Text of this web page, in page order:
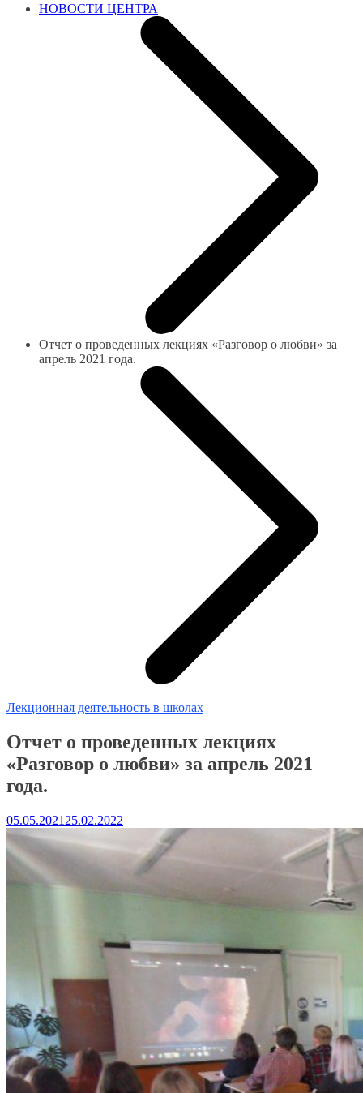
НОВОСТИ ЦЕНТРА
Отчет о проведенных лекциях «Разговор о любви» за
апрель 2021 года.
Лекционная деятельность в школах
Отчет о проведенных лекциях
«Разговор о любви» за апрель 2021
года.
05.05.2021 25.02.2022